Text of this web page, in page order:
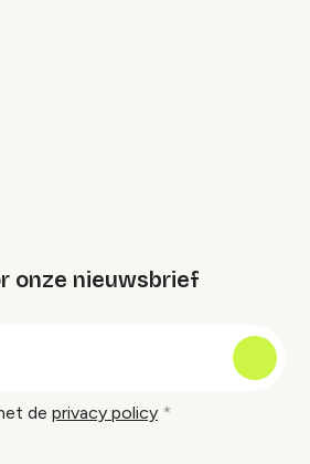
onze nieuwsbrief
de privacy policy